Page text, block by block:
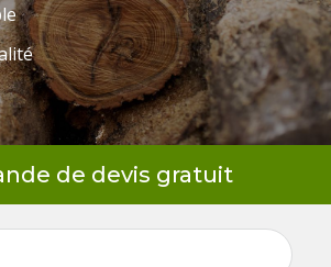
de devis gratuit